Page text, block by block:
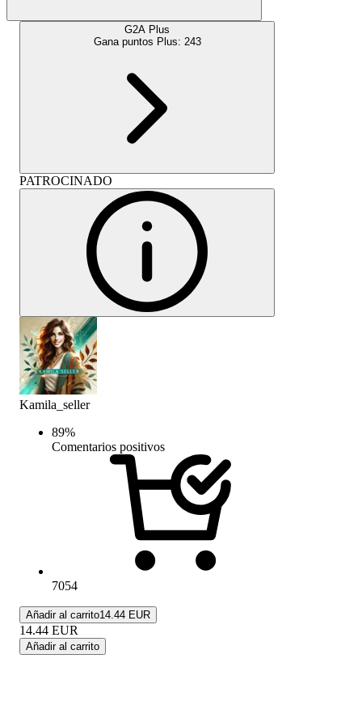
G2A Plus
Gana puntos Plus: 243
PATROCINADO
Kamila_seller
89%
Comentarios positivos
7054
Añadir al carrito14.44 EUR
14.44 EUR
Añadir al carrito